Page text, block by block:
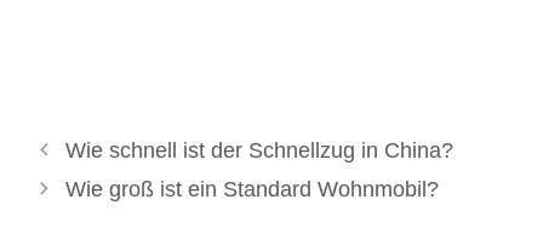
Wie schnell ist der Schnellzug in China?
Wie groß ist ein Standard Wohnmobil?